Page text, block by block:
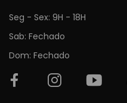
Seg - Sex: 9H - 18H
Sab: Fechado
Dom: Fechado